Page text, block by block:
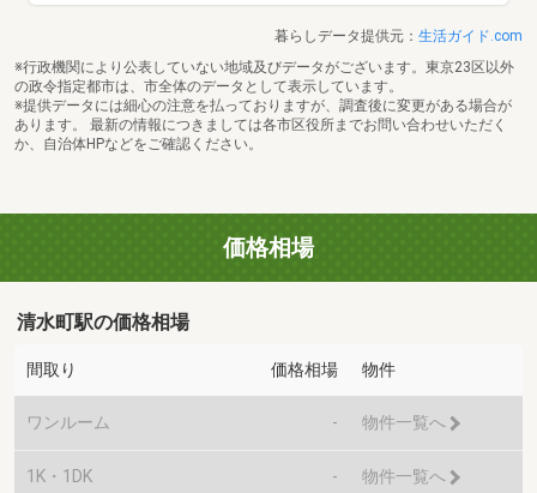
暮らしデータ提供元： 生活ガイド.com
※行政機関により公表していない地域及びデータがございます。東京23区以外
の政令指定都市は、市全体のデータとして表示しています。
※提供データには細心の注意を払っておりますが、調査後に変更がある場合が
あります。 最新の情報につきましては各市区役所までお問い合わせいただく
か、自治体HPなどをご確認ください。
価格相場
清水町駅の価格相場
間取り 価格相場 物件
ワンルーム - 物件一覧へ
1K・1DK - 物件一覧へ